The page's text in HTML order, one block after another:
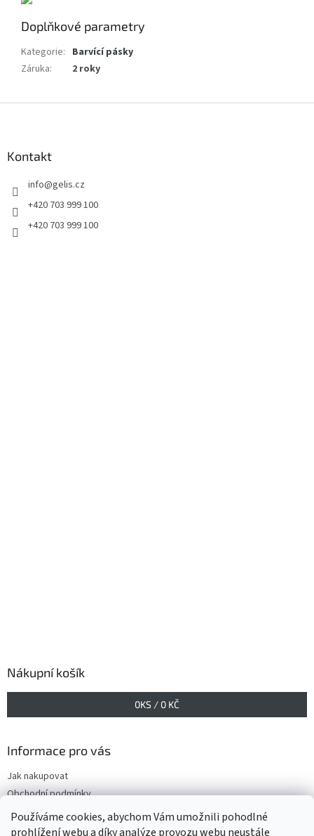
Používáme cookies, abychom Vám umožnili pohodlné
prohlížení webu a díky analýze provozu webu neustále
Doplňkové parametry
Kategorie: Barvící pásky
Záruka: 2 roky
Kontakt
info@gelis.cz
+420 703 999 100
+420 703 999 100
Nákupní košík
0KS / 0 KČ
Informace pro vás
Jak nakupovat
Obchodní podmínky
Podmínky ochrany osobních údajů